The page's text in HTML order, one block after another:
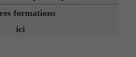
formations
ici